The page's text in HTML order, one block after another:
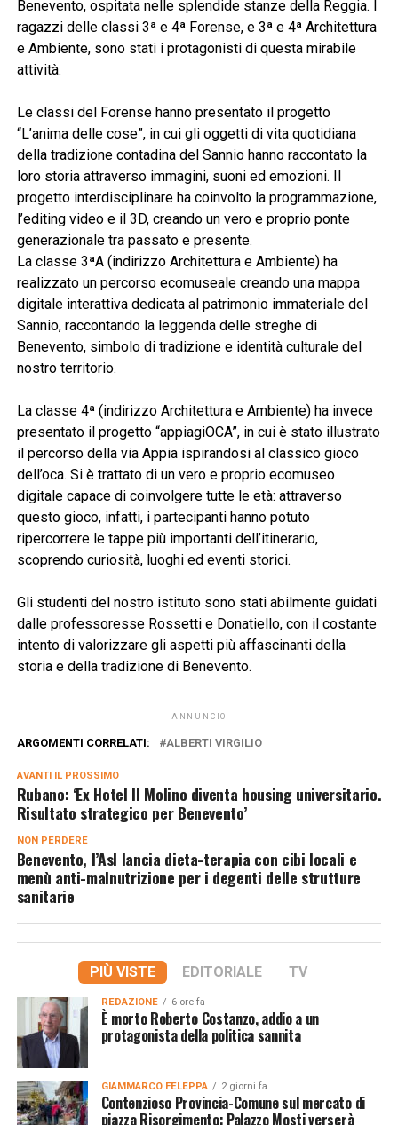
Benevento, ospitata nelle splendide stanze della Reggia. I
ragazzi delle classi 3ª e 4ª Forense, e 3ª e 4ª Architettura
e Ambiente, sono stati i protagonisti di questa mirabile
attività.
Le classi del Forense hanno presentato il progetto
“L’anima delle cose”, in cui gli oggetti di vita quotidiana
della tradizione contadina del Sannio hanno raccontato la
loro storia attraverso immagini, suoni ed emozioni. Il
progetto interdisciplinare ha coinvolto la programmazione,
l’editing video e il 3D, creando un vero e proprio ponte
generazionale tra passato e presente.
La classe 3ªA (indirizzo Architettura e Ambiente) ha
realizzato un percorso ecomuseale creando una mappa
digitale interattiva dedicata al patrimonio immateriale del
Sannio, raccontando la leggenda delle streghe di
Benevento, simbolo di tradizione e identità culturale del
nostro territorio.
La classe 4ª (indirizzo Architettura e Ambiente) ha invece
presentato il progetto “appiagiOCA”, in cui è stato illustrato
il percorso della via Appia ispirandosi al classico gioco
dell’oca. Si è trattato di un vero e proprio ecomuseo
digitale capace di coinvolgere tutte le età: attraverso
questo gioco, infatti, i partecipanti hanno potuto
ripercorrere le tappe più importanti dell’itinerario,
scoprendo curiosità, luoghi ed eventi storici.
Gli studenti del nostro istituto sono stati abilmente guidati
dalle professoresse Rossetti e Donatiello, con il costante
intento di valorizzare gli aspetti più affascinanti della
storia e della tradizione di Benevento.
ANNUNCIO
ARGOMENTI CORRELATI: ALBERTI VIRGILIO
AVANTI IL ​​PROSSIMO
Rubano: ‘Ex Hotel Il Molino diventa housing universitario.
Risultato strategico per Benevento’
NON PERDERE
Benevento, l’Asl lancia dieta-terapia con cibi locali e
menù anti-malnutrizione per i degenti delle strutture
sanitarie
PIÙ VISTE EDITORIALE TV
REDAZIONE 6 ore fa
È morto Roberto Costanzo, addio a un
protagonista della politica sannita
GIAMMARCO FELEPPA 2 giorni fa
Contenzioso Provincia-Comune sul mercato di
piazza Risorgimento: Palazzo Mosti verserà